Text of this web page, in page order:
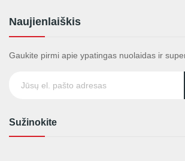
Naujienlaiškis
Gaukite pirmi apie ypatingas nuolaidas ir
Sužinokite